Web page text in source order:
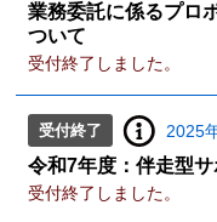
業務委託に係るプロ
ついて
受付終了しました。
受付終了 2025
令和7年度：伴走型
受付終了しました。